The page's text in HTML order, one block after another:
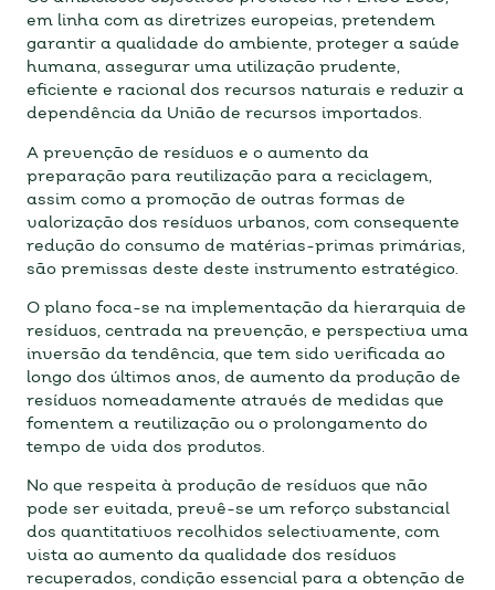
em linha com as diretrizes europeias, pretendem
garantir a qualidade do ambiente, proteger a saúde
humana, assegurar uma utilização prudente,
eficiente e racional dos recursos naturais e reduzir a
dependência da União de recursos importados.
A prevenção de resíduos e o aumento da
preparação para reutilização para a reciclagem,
assim como a promoção de outras formas de
valorização dos resíduos urbanos, com consequente
redução do consumo de matérias-primas primárias,
são premissas deste deste instrumento estratégico.
O plano foca-se na implementação da hierarquia de
resíduos, centrada na prevenção, e perspectiva uma
inversão da tendência, que tem sido verificada ao
longo dos últimos anos, de aumento da produção de
resíduos nomeadamente através de medidas que
fomentem a reutilização ou o prolongamento do
tempo de vida dos produtos.
No que respeita à produção de resíduos que não
pode ser evitada, prevê-se um reforço substancial
dos quantitativos recolhidos selectivamente, com
vista ao aumento da qualidade dos resíduos
recuperados, condição essencial para a obtenção de